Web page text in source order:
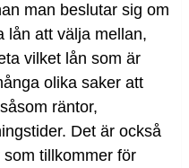
man beslutar sig om
lån att välja mellan,
vilket lån som är
olika saker att
räntor,
Det är också
tillkommer för